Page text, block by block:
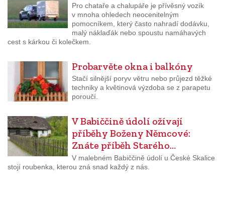
Pro chataře a chalupáře je přívěsný vozík
v mnoha ohledech neocenitelným
pomocníkem, který často nahradí dodávku,
malý náklaďák nebo spoustu namáhavých
cest s kárkou či kolečkem.
Probarvěte okna i balkóny
Stačí silnější poryv větru nebo průjezd těžké
techniky a květinová výzdoba se z parapetu
poroučí.
V Babiččině údolí ožívají
příběhy Boženy Němcové:
Znáte příběh Starého…
V malebném Babiččině údolí u České Skalice
stojí roubenka, kterou zná snad každý z nás.